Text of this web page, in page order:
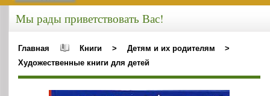
Мы рады приветствовать Вас!
Главная Книги > Детям и их родителям
>
Художественные книги для детей